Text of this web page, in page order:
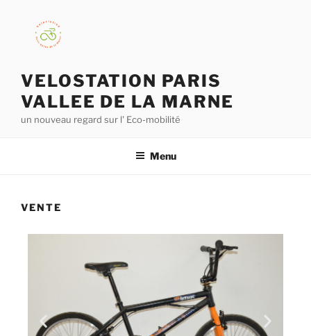
VELOSTATION PARIS
VALLEE DE LA MARNE
un nouveau regard sur l' Eco-mobilité
Menu
VENTE